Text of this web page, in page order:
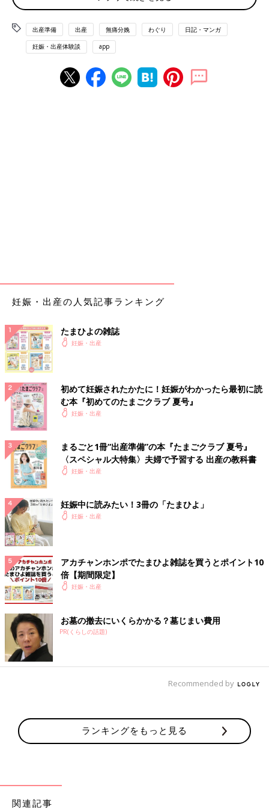
いよいよ出産です。痛みに弱い私は、 無痛分娩 を希望。私の
では、無痛分娩は計画分娩でのみ可能で、前日から入院すること
病室に案内され、入院着に着替えると、すぐに診察がありまし
た。「あ、子宮口全然開いてないね。」と、先生。前日まで頑張
って歩いていたのですが・・・努力もむなしく、1cmほどしか開
いていなかったようです。
「ダイラパン※、５本入れまーす。」 と、テキパキ処置を始める
先生。次の瞬間、「い、い、痛い！！！！」
不意打ちだったこともあり、あまりの痛さに涙目に。終わった後
に見てみたら、出血も結構していて、ますます痛みが・・・。
無痛分娩にしたのに、まさか入院直後にこんな痛い目に合うなん
て・・・と、ゲッソリする私。
※子宮頚管に入れて子宮口を押し広げるものだそうです。
りの状態で病室に戻ると、ほどなく看護師さんがやってきて、今
度は点滴の処置。妊娠時の検査で、私はB型溶連菌の持ち主とい
人のような気分になり、またゲッソリ。
出産準備 出産 無痛分娩 わぐり 日記・マンガ
妊娠・出産体験談 app
妊娠・出産の人気記事ランキング
たまひよの雑誌
妊娠・出産
初めて妊娠されたかたに！妊娠がわかったら最初に読
む本『初めてのたまごクラブ 夏号』
妊娠・出産
まるごと1冊“出産準備”の本『たまごクラブ 夏号』
〈スペシャル大特集〉夫婦で予習する 出産の教科書
妊娠・出産
妊娠中に読みたい！3冊の「たまひよ」
妊娠・出産
アカチャンホンポでたまひよ雑誌を買うとポイント10
倍【期間限定】
妊娠・出産
お墓の撤去にいくらかかる？墓じまい費用
PR(くらしの話題)
Recommended by
ランキングをもっと見る
関連記事